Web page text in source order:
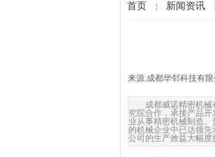
首页 ￤ 新闻资讯 ￤
来源:成都华邻科技有限
成都威诺精密机
究院合作，承接产品
业从事精密机械制造。
的机械企业中已达领
公司的生产效益大幅度